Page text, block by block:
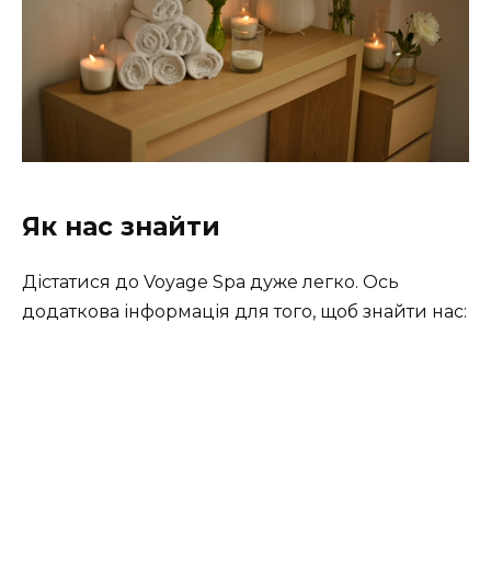
Як нас знайти
Дістатися до Voyage Spa дуже легко. Ось
додаткова інформація для того, щоб знайти нас: